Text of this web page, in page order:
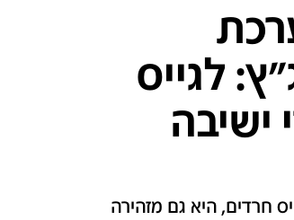
לגייס
תלמידי ישיבה
חרדים, היא גם מזהירה